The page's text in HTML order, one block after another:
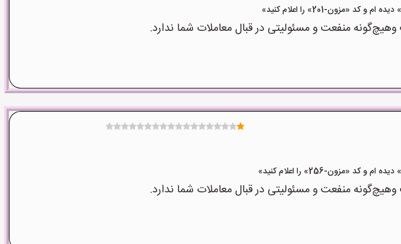
201» را اعلام کنید»
منفعت و مسئولیتی در قبال معاملات شما ندارد.
256» را اعلام کنید»
منفعت و مسئولیتی در قبال معاملات شما ندارد.